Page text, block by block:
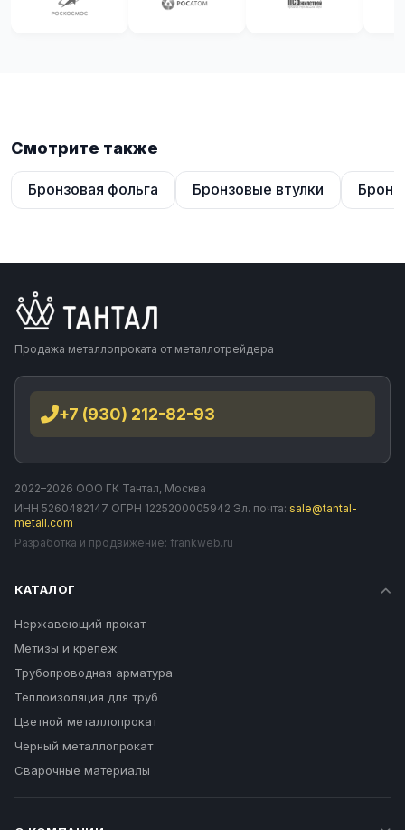
Смотрите также
Бронзовая фольга Бронзовые втулки
Продажа металлопроката от металлотрейдера
+7 (930) 212-82-93
2022–2026 ООО ГК Тантал, Москва
ИНН 5260482147 ОГРН 1225200005942 Эл. почта: sale@tantal-
metall.com
Разработка и продвижение: frankweb.ru
КАТАЛОГ
Нержавеющий прокат
Метизы и крепеж
Трубопроводная арматура
Теплоизоляция для труб
Цветной металлопрокат
Черный металлопрокат
Сварочные материалы